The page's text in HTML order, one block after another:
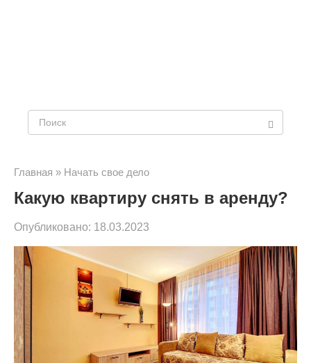
Главная » Начать свое дело
Какую квартиру снять в аренду?
Опубликовано: 18.03.2023